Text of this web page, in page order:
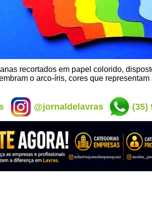
recortados em papel colorido,
o arco-íris, cores que
@jornaldelavras (35)